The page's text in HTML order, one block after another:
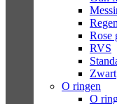
Rose
RVS
Zwart
O ringen
O